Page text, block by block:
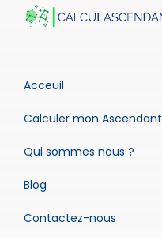
Acceuil
Calculer mon Ascendant
Qui sommes nous ?
Blog
Contactez-nous